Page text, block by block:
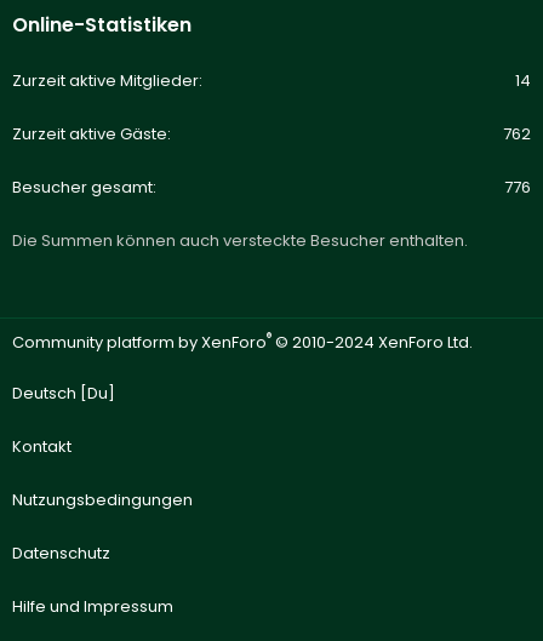
Online-Statistiken
Zurzeit aktive Mitglieder 14
Zurzeit aktive Gäste 762
Besucher gesamt 776
Die Summen können auch versteckte Besucher enthalten.
Community platform by XenForo® © 2010-2024 XenForo Ltd.
Deutsch [Du]
Kontakt
Nutzungsbedingungen
Datenschutz
Hilfe und Impressum